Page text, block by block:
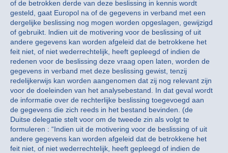
of de betrokken derde van deze beslissing in kennis wordt
gesteld, gaat Europol na of de gegevens in verband met een
dergelijke beslissing nog mogen worden opgeslagen, gewijzigd
of gebruikt. lndien uit de motivering voor de beslissing of uit
andere gegevens kan worden afgeleid dat de betrokkene het
feit niet, of niet wederrechtelijk, heeft gepleegd of indien de
redenen voor de beslissing deze vraag open laten, worden de
gegevens in verband met deze beslissing gewist, tenzij
redelijkerwijs kan worden aangenomen dat zij nog relevant zijn
voor de doeleinden van het analysebestand. In dat geval wordt
de informatie over de rechterlijke beslissing toegevoegd aan
de gegevens die zich reeds in het bestand bevinden. (de
Duitse delegatie stelt voor om de tweede zin als volgt te
formuleren : “Indien uit de motivering voor de beslissing of uit
andere gegevens kan worden afgeleid dat de betrokkene het
feit niet, of niet wederrechtelijk, heeft gepleegd of indien de